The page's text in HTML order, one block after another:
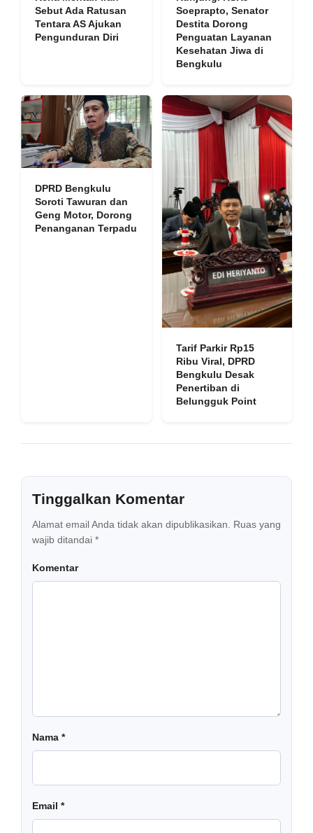
Sebut Ada Ratusan
Tentara AS Ajukan
Pengunduran Diri
Soeprapto, Senator
Destita Dorong
Penguatan Layanan
Kesehatan Jiwa di
Bengkulu
DPRD Bengkulu
Soroti Tawuran dan
Geng Motor, Dorong
Penanganan Terpadu
Tarif Parkir Rp15
Ribu Viral, DPRD
Bengkulu Desak
Penertiban di
Belungguk Point
Tinggalkan Komentar
Alamat email Anda tidak akan dipublikasikan.
Ruas yang
wajib ditandai *
Komentar
Nama *
Email *